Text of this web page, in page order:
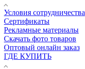
Условия сотрудничества
Сертификаты
Рекламные материалы
Скачать фото товаров
Оптовый онлайн заказ
ГДЕ КУПИТЬ